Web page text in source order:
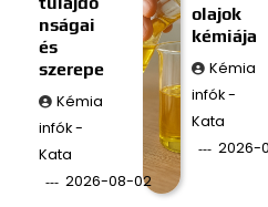
nságai
és
szerepe
Kémia
infók -
Kata
2026-08-02
olajok
kémiája
Kémia
infók -
Kata
2026-